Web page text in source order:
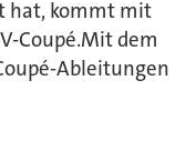
hat, kommt mit
Coupé.Mit dem
Ableitungen